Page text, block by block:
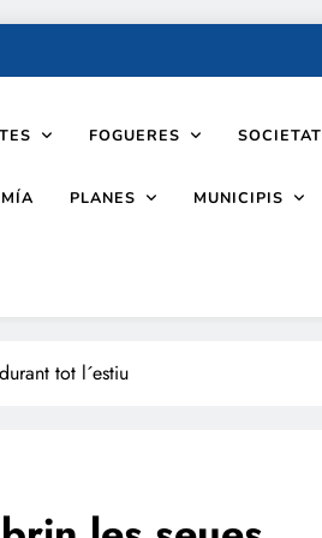
FOGUERES SOCIETAT
PLANES MUNICIPIS
tot l´estiu